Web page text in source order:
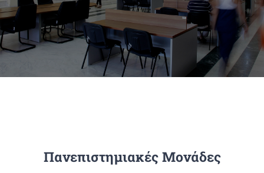
Πανεπιστημιακές Μονάδες
Πανεπιστημιακές Μονάδες